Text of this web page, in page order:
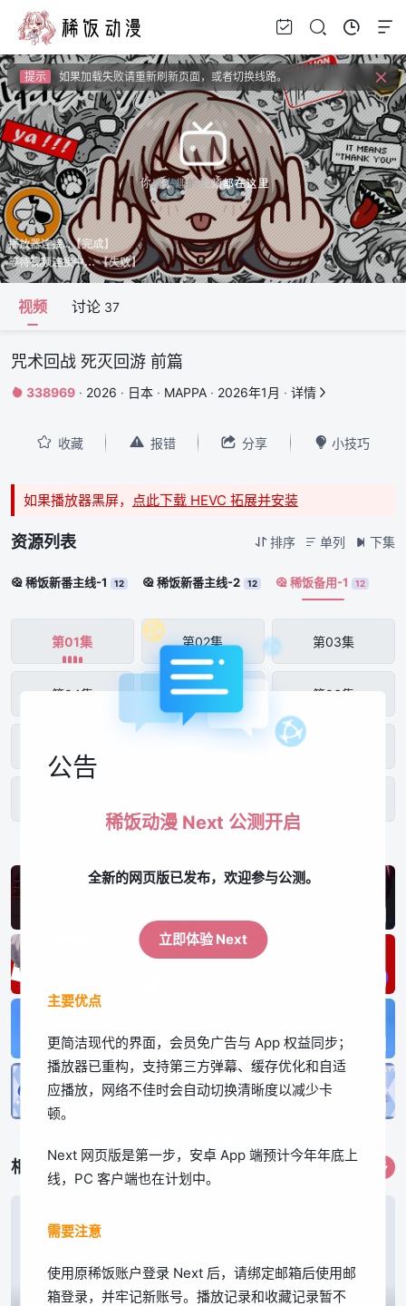
App体验更佳
立即下载
提示
视频载入速度跟网速有关，请耐心等待几秒钟。
提示
提示
如果加载失败请重新刷新页面，或者切换线路。
提示
视频载入速度跟网速有关，请耐心等待几秒钟。
提示
如果无法播放请安装HEVC拓展，具体请百度
视频 讨论 37
咒术回战 死灭回游 前篇
 338969 · 2026 · 日本 · MAPPA · 2026年1月 · 详情 
 收藏  报错  分享  小技巧
如果播放器黑屏， 点此下载 HEVC 拓展并安装
资源列表  排序  单列  下集
 稀饭新番主线-1 12  稀饭新番主线-2 12  稀饭备用-1 12
第01集 第02集 第03集
第04集 第05集 第06集
相关作品 更多
公告
稀饭动漫 Next 公测开启
全新的网页版已发布，欢迎参与公测。
立即体验 Next
主要优点
更简洁现代的界面，会员免广告与 App 权益同步；
播放器已重构，支持第三方弹幕、缓存优化和自适
应播放，网络不佳时会自动切换清晰度以减少卡
顿。
Next 网页版是第一步，安卓 App 端预计今年年底上
线，PC 客户端也在计划中。
需要注意
使用原稀饭账户登录 Next 后，请绑定邮箱后使用邮
箱登录，并牢记新账号。播放记录和收藏记录暂不